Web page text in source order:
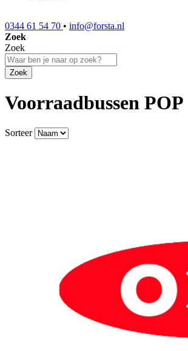
0344 61 54 70 • info@forsta.nl
Zoek
Zoek
Zoek
Voorraadbussen POP
Sorteer